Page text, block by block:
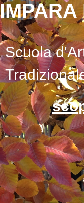
IMPARA
Scuola